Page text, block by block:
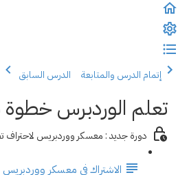
إتمام الدرس والمتابعة الدرس السابق
تعلم الوردبرس
دورة جديد : معسكر ووردبريس لاحتراف
الاشتراك في معسكر ووردبريس